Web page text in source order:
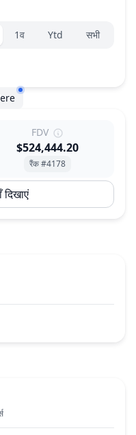
1व Ytd सभी
FDV
$524,444.20
रैंक #4178
दिखाएं